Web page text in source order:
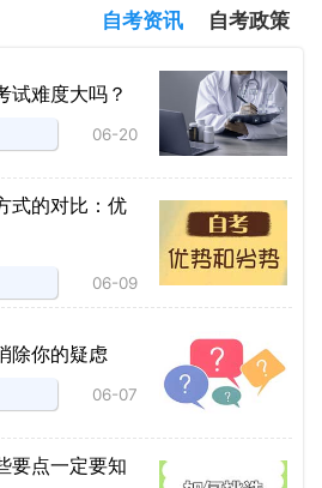
自考资讯 自考政策
试难度大吗？
06-20
式的对比：优
06-09
除你的疑虑
06-07
要点一定要知